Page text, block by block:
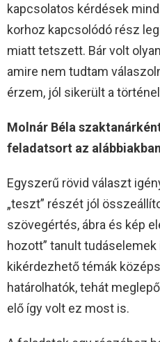
kapcsolatos kérdések
korhoz kapcsolódó rész
miatt tetszett. Bár volt
amire nem tudtam
érzem, jól sikerült a
Molnár Béla
feladatsort az
Egyszerű rövid választ
„teszt” részét jól
szövegértés, ábra és kép
hozott” tanult
kikérdezhető témák
határolhatók, tehát
elő így volt ez most is.